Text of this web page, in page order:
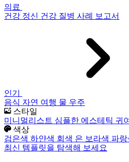
의료
건강 정신 건강 질병 사례 보고서
인기
음식 자연 여행 물 우주
스타일
미니멀리스트 심플한 에스테틱 귀
색상
검은색 하얀색 회색 은 보라색 파랑
최신 템플릿을 탐색해 보세요